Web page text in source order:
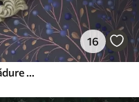
16
Ramuri roz-maronii și fructe de pădure albastre pe un fundal grafit